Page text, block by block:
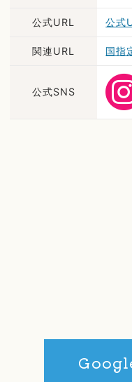
公式URL 公式
関連URL 国指
公式SNS